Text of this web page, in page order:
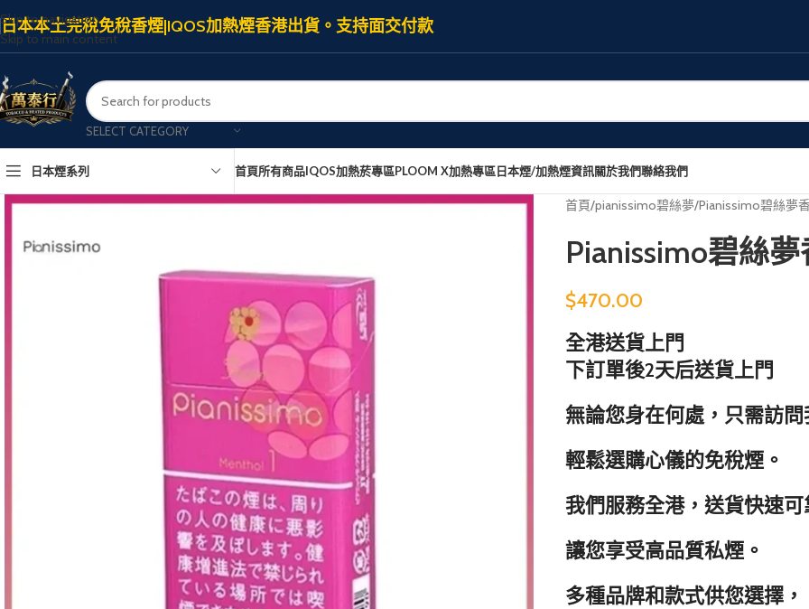
Skip to navigation
Skip to main content
日本本土完稅免稅香煙|IQOS加熱煙香港出貨。支持面交付款
SELECT CATEGORY
日本煙系列 首頁所有商品IQOS加熱菸專區PLOOM X加熱專區日本煙/加熱煙資訊關於我們聯絡我們
首頁 pianissimo碧絲夢 Pianissimo碧絲夢
Pianissimo碧絲
$470.00
全港送貨上門
下訂單後2天后送貨上門
無論您身在何處，只需訪問
輕鬆選購心儀的免稅煙。
我們服務全港，送貨快速可
讓您享受高品質私煙。
多種品牌和款式供您選擇，